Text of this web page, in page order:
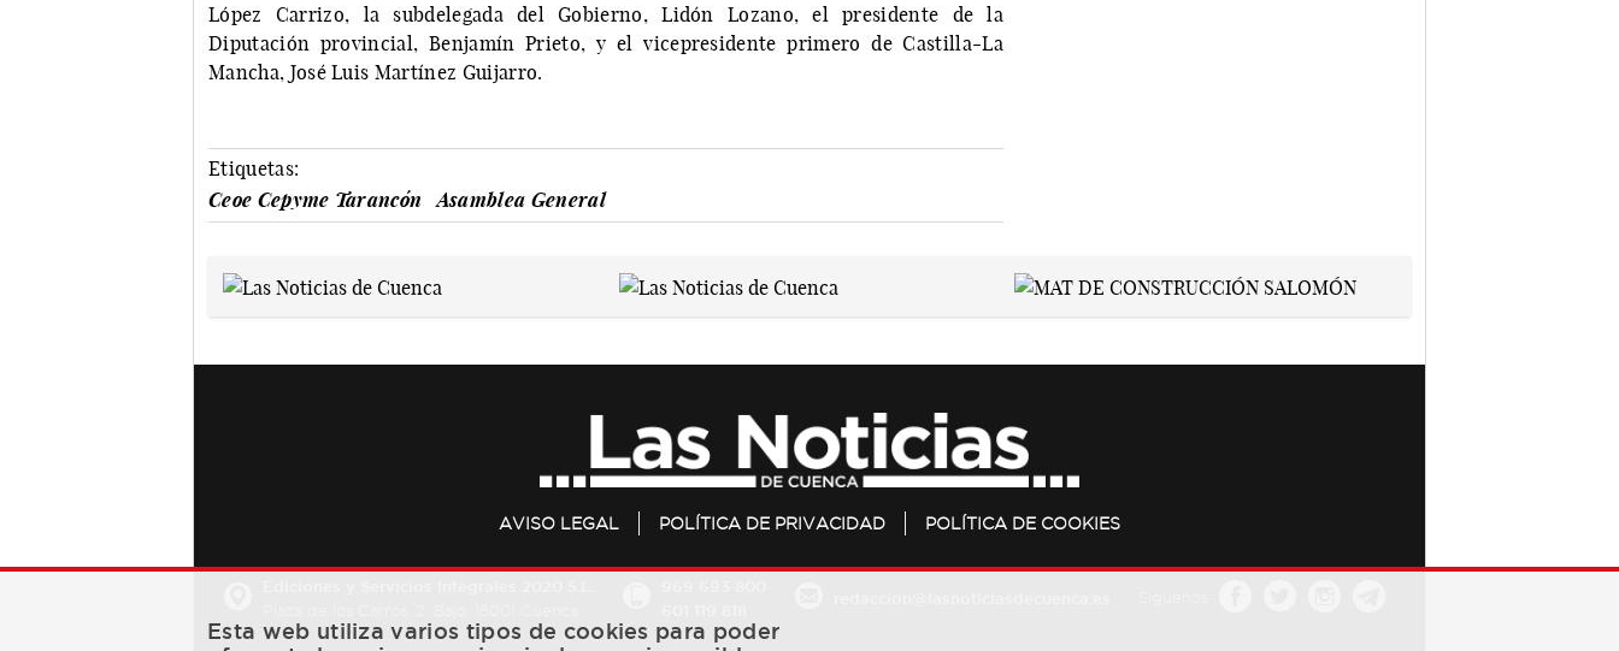
López Carrizo, la subdelegada del Gobierno, Lidón Lozano, el presidente de la
Diputación provincial, Benjamín Prieto, y el vicepresidente primero de Castilla-La
Mancha, José Luis Martínez Guijarro.
Etiquetas:
Ceoe Cepyme Tarancón
Asamblea General
AVISO LEGAL POLÍTICA DE PRIVACIDAD POLÍTICA DE COOKIES
Esta web utiliza varios tipos de cookies para poder